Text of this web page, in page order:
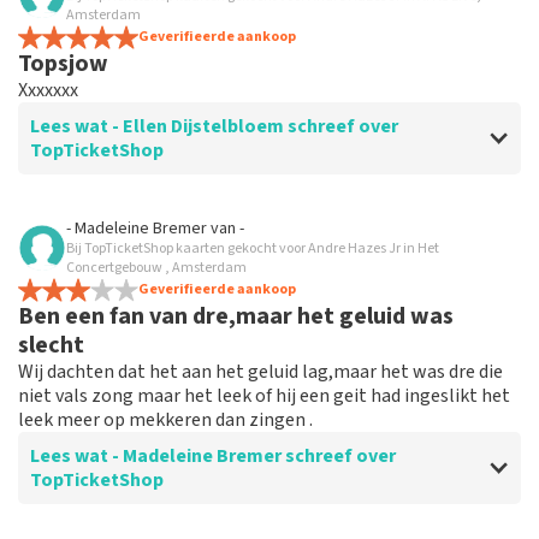
Amsterdam
Geverifieerde aankoop
Topsjow
Xxxxxxx
Lees wat - Ellen Dijstelbloem schreef over
TopTicketShop
Beoordeling van - Ellen Dijstelbloem over
Top
- Madeleine Bremervan -
Bij TopTicketShop kaarten gekocht voor Andre Hazes Jr in Het
Concertgebouw , Amsterdam
Geverifieerde aankoop
Ben een fan van dre,maar het geluid was
slecht
Wij dachten dat het aan het geluid lag,maar het was dre die
niet vals zong maar het leek of hij een geit had ingeslikt het
leek meer op mekkeren dan zingen .
Lees wat - Madeleine Bremer schreef over
TopTicketShop